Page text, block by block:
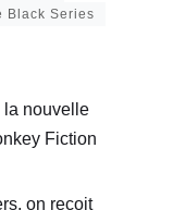
Black Series
la nouvelle
Fiction
on reçoit